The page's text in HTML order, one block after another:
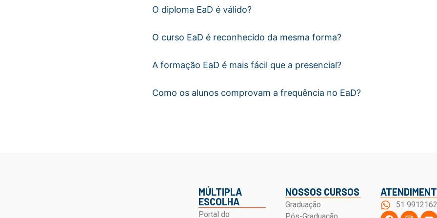
O diploma EaD é válido?
O curso EaD é reconhecido da mesma forma?
A formação EaD é mais fácil que a presencial?
Como os alunos comprovam a frequência no EaD?
MÚLTIPLA
ESCOLHA
Portal do
NOSSOS CURSOS
Graduação
51